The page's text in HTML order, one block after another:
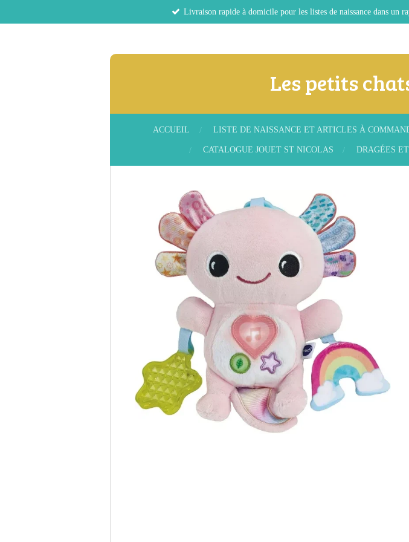
Livraison rapide à domicile pour les listes de naissance dans un
Les petits
ACCUEIL LISTE DE NAISSANCE ET ARTICLES À
CATALOGUE JOUET ST NICOLAS DRAGÉES